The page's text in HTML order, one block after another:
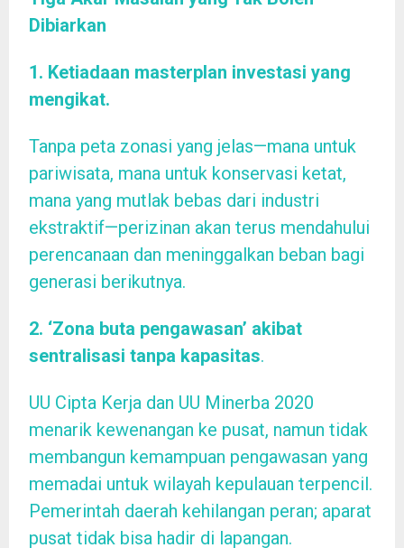
Dibiarkan
1. Ketiadaan masterplan investasi yang
mengikat.
Tanpa peta zonasi yang jelas—mana untuk
pariwisata, mana untuk konservasi ketat,
mana yang mutlak bebas dari industri
ekstraktif—perizinan akan terus mendahului
perencanaan dan meninggalkan beban bagi
generasi berikutnya.
2. ‘Zona buta pengawasan’ akibat
sentralisasi tanpa kapasitas.
UU Cipta Kerja dan UU Minerba 2020
menarik kewenangan ke pusat, namun tidak
membangun kemampuan pengawasan yang
memadai untuk wilayah kepulauan terpencil.
Pemerintah daerah kehilangan peran; aparat
pusat tidak bisa hadir di lapangan.